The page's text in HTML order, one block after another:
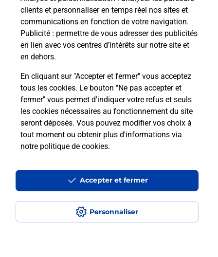
clients et personnaliser en temps réel nos sites et
communications en fonction de votre navigation.
Publicité : permettre de vous adresser des publicités
en lien avec vos centres d’intérêts sur notre site et
en dehors.
En cliquant sur "Accepter et fermer" vous acceptez
tous les cookies. Le bouton "Ne pas accepter et
fermer" vous permet d'indiquer votre refus et seuls
les cookies nécessaires au fonctionnement du site
seront déposés. Vous pouvez modifier vos choix à
tout moment ou obtenir plus d'informations via
notre politique de cookies.
Personnaliser
Accepter et fermer
Découvrez nos offres.
En savoir plus
Localiser Liste
Liste - examen code de la route
Loire - examen code de la route
St Just St Rambert - examen code de la route
Accessibilité : partiellement conforme
Conditions contractuelles
Mentions légales